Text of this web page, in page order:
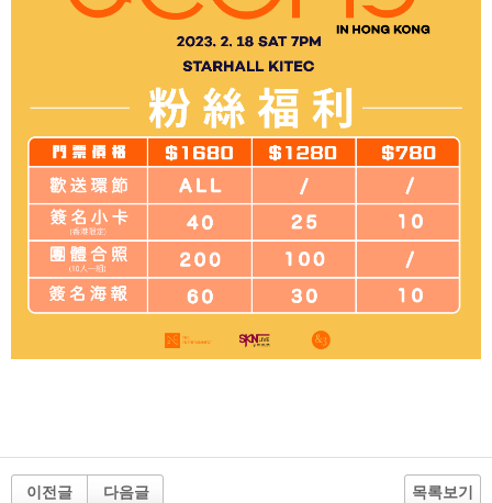
이전글 다음글 목록보기